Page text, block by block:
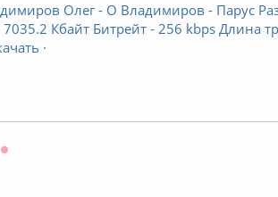
Олег - О Владимиров - Парус
7035.2 Кбайт Битрейт - 256 kbps Длина
·